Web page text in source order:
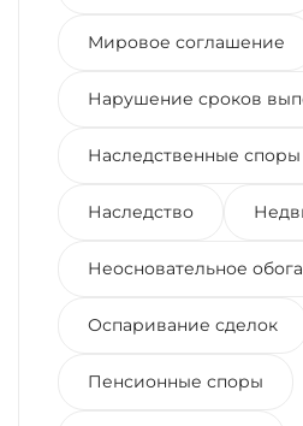
Мировое соглашение
Нарушение сроков
Наследственные споры
Наследство
Неосновательное
Оспаривание сделок
Пенсионные споры